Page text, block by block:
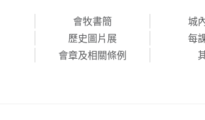
會牧書簡 城
歷史圖片展 每
會章及相關條例